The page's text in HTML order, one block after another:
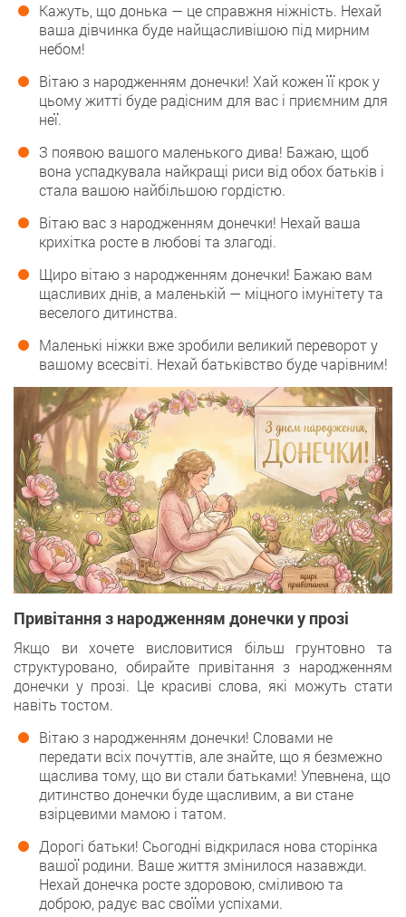
Кажуть, що донька — це справжня ніжність. Нехай
ваша дівчинка буде найщасливішою під мирним
небом!
Вітаю з народженням донечки! Хай кожен її крок у
цьому житті буде радісним для вас і приємним для
неї.
З появою вашого маленького дива! Бажаю, щоб
вона успадкувала найкращі риси від обох батьків і
стала вашою найбільшою гордістю.
Вітаю вас з народженням донечки! Нехай ваша
крихітка росте в любові та злагоді.
Щиро вітаю з народженням донечки! Бажаю вам
щасливих днів, а маленькій — міцного імунітету та
веселого дитинства.
Маленькі ніжки вже зробили великий переворот у
вашому всесвіті. Нехай батьківство буде чарівним!
Привітання з народженням донечки у прозі
Якщо ви хочете висловитися більш грунтовно та
структуровано, обирайте привітання з народженням
донечки у прозі. Це красиві слова, які можуть стати
навіть тостом.
Вітаю з народженням донечки! Словами не
передати всіх почуттів, але знайте, що я безмежно
щаслива тому, що ви стали батьками! Упевнена, що
дитинство донечки буде щасливим, а ви стане
взірцевими мамою і татом.
Дорогі батьки! Сьогодні відкрилася нова сторінка
вашої родини. Ваше життя змінилося назавжди.
Нехай донечка росте здоровою, сміливою та
доброю, радує вас своїми успіхами.